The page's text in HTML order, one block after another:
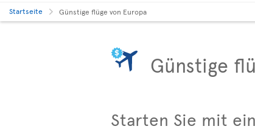
Startseite Günstige flüge von Europa
Günstige
Starten Sie mit